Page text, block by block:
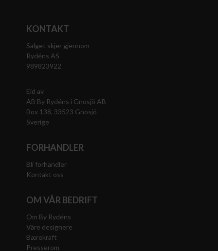
KONTAKT
Salget skjer gjennom
Rydéns AS
989823922
Eid av
AB By Rydéns i Gnosjö AB
Box 138, 33523 Gnosjö
Sverige
FORHANDLER
Bli forhandler
Kontakt oss
OM VÅR BEDRIFT
Om By Rydéns
Våre designere
Bærekraft
Presserom